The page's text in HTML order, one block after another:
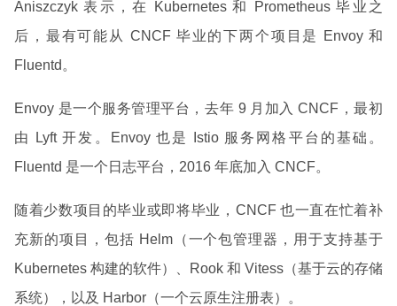
Aniszczyk 表示，在 Kubernetes 和 Prometheus 毕业之
后，最有可能从 CNCF 毕业的下两个项目是 Envoy 和
Fluentd。
Envoy 是一个服务管理平台，去年 9 月加入 CNCF，最初
由 Lyft 开发。Envoy 也是 Istio 服务网格平台的基础。
Fluentd 是一个日志平台，2016 年底加入 CNCF。
随着少数项目的毕业或即将毕业，CNCF 也一直在忙着补
充新的项目，包括 Helm（一个包管理器，用于支持基于
Kubernetes 构建的软件）、Rook 和 Vitess（基于云的存储
系统），以及 Harbor（一个云原生注册表）。